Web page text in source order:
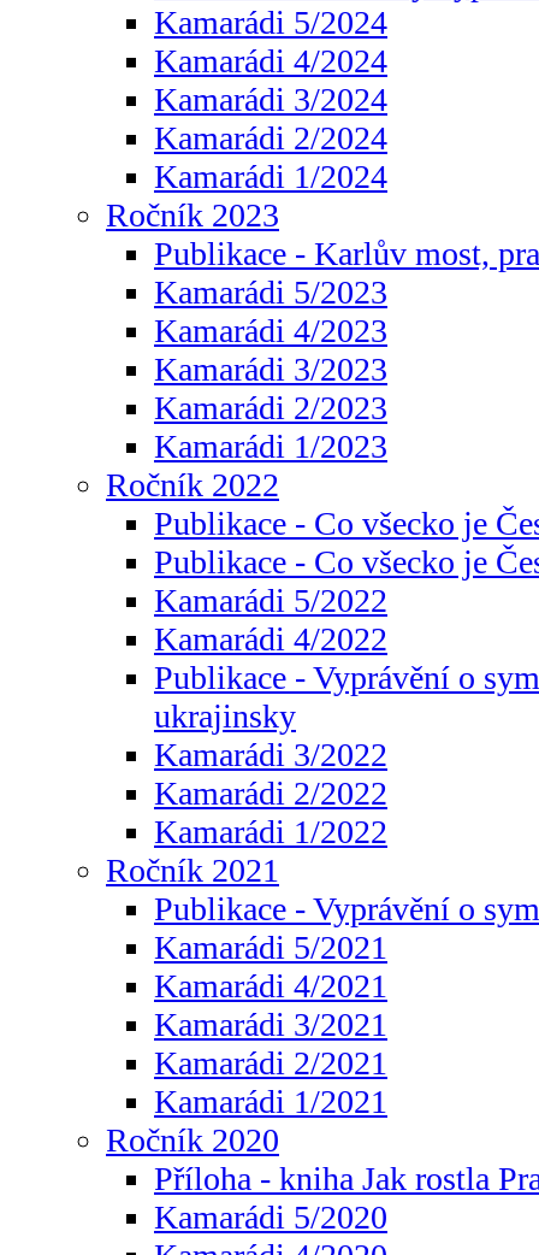
Kamarádi 5/2024
Kamarádi 4/2024
Kamarádi 3/2024
Kamarádi 2/2024
Kamarádi 1/2024
Ročník 2023
Publikace - Karlův most,
Kamarádi 5/2023
Kamarádi 4/2023
Kamarádi 3/2023
Kamarádi 2/2023
Kamarádi 1/2023
Ročník 2022
Publikace - Co všecko je
Publikace - Co všecko je
Kamarádi 5/2022
Kamarádi 4/2022
Publikace - Vyprávění o
ukrajinsky
Kamarádi 3/2022
Kamarádi 2/2022
Kamarádi 1/2022
Ročník 2021
Publikace - Vyprávění o
Kamarádi 5/2021
Kamarádi 4/2021
Kamarádi 3/2021
Kamarádi 2/2021
Kamarádi 1/2021
Ročník 2020
Příloha - kniha Jak rostla
Kamarádi 5/2020